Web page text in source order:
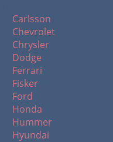
Carlsson
Chevrolet
Chrysler
Dodge
Ferrari
Fisker
Ford
Honda
Hummer
Hyundai